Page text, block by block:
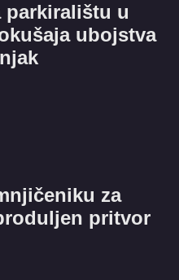
parkiralištu u
ubojstva
za
pritvor